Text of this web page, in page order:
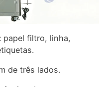
papel filtro, linha,
de três lados.